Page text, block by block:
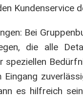
Bei
die alle
speziellen
Eingang
es hilfreich